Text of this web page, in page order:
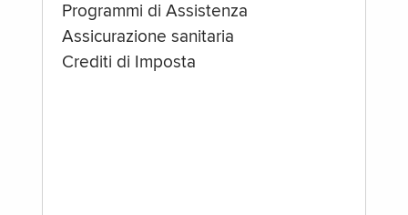
Programmi di Assistenza
Assicurazione sanitaria
Crediti di Imposta